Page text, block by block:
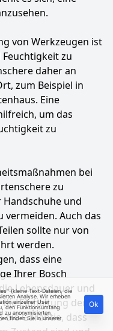
von Werkzeugen ist
zu
daher an
zum Beispiel in
Eine
um das
zu
bei
zu
und
vermeiden. Auch das
sollte nur von
werden.
dass eine
Ihrer Bosch
Lebensdauer und
Einhaltung der
die Garantie, dass
(kleine Text-Dateien, die
Analyse. Wir erheben
einzelner User
den Funktionsumfang
zu anonymisierten
finden Sie in unserer
Ok